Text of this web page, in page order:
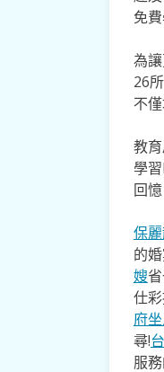
免
為
26
不
教
學
回憶
保
的
嫂
仕
府
尋!
服